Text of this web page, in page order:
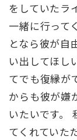
をしていたラ
一緒に行って
となら彼が自
い出してほし
てでも復縁が
からも彼が嫌
いたいです。
てくれていた